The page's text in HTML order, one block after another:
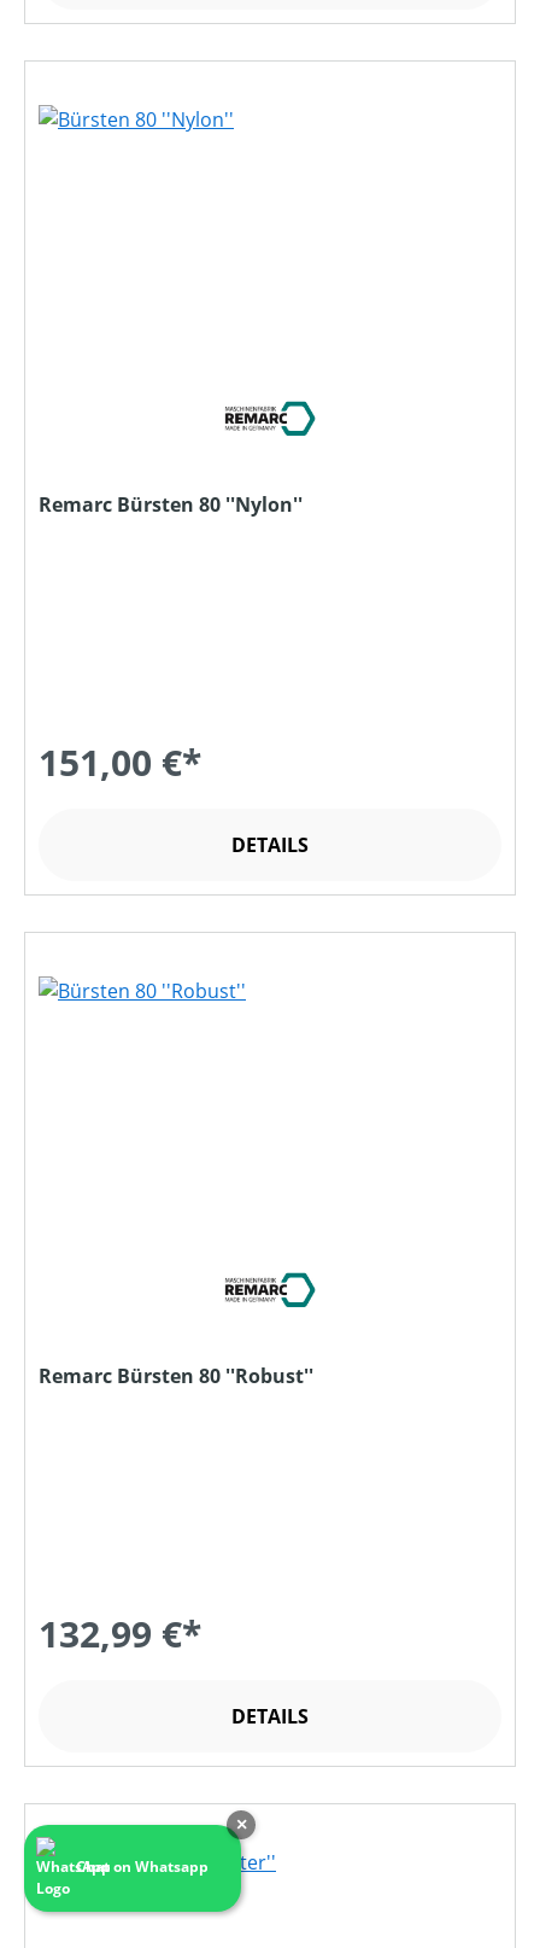
Remarc Bürsten 80 ''Nylon''
151,00 €*
DETAILS
Remarc Bürsten 80 ''Robust''
132,99 €*
DETAILS
Chat on Whatsapp
×